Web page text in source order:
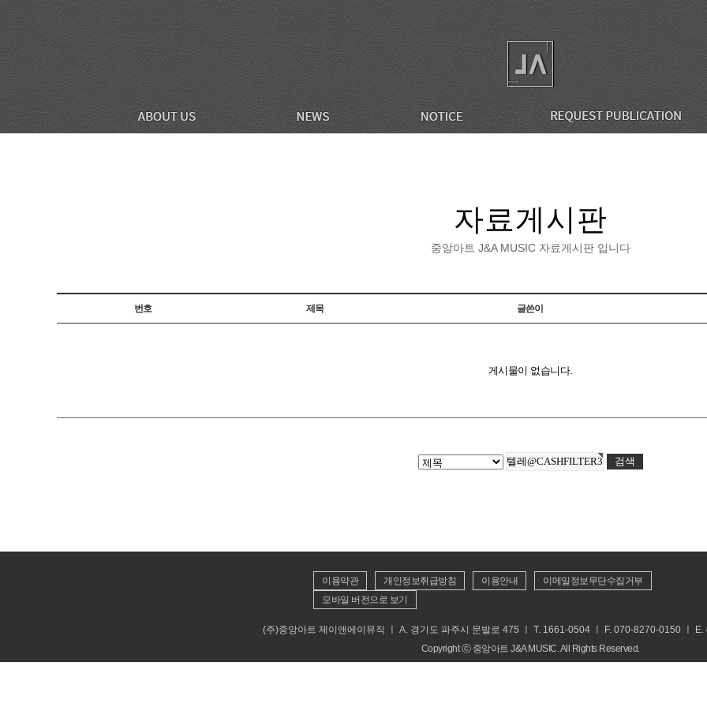
자료게시판
중앙아트 J&A MUSIC 자료게시판 입니다
번호 제목 글쓴이
게시물이 없습니다.
이용약관 개인정보취급방침 이용안내
이메일정보무단수집거부
모바일 버전으로 보기
(주)중앙아트 제이앤에이뮤직 ㅣ A. 경기도 파주시 문발로 475 ㅣ T. 1661-0504 ㅣ F. 070-8270-0150 ㅣ
Copyright ⓒ 중앙아트 J&A MUSIC. All Rights Reserved.